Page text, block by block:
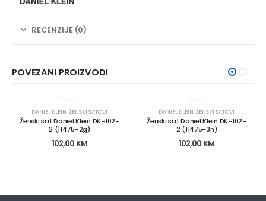
RECENZIJE (0)
POVEZANI PROIZVODI
DANIEL KLEIN,ŽENSKI SATOVI
Ženski sat Daniel Klein DK-102-
2 (11475-2g)
102,00 KM
DANIEL KLEIN,ŽENSKI SATOVI
Ženski sat Daniel Klein DK-102-
2 (11475-3n)
102,00 KM